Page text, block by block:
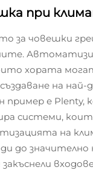
при
за човешки
хората
на най-
е Plenty,
системи,
на
до значително